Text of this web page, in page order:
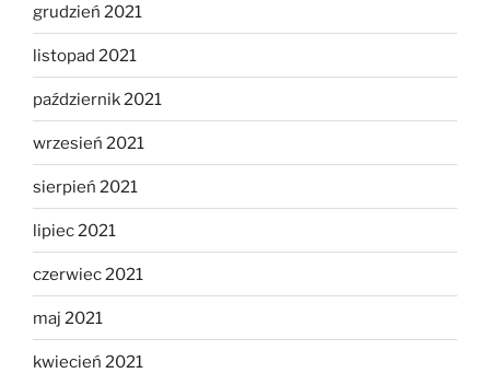
grudzień 2021
listopad 2021
październik 2021
wrzesień 2021
sierpień 2021
lipiec 2021
czerwiec 2021
maj 2021
kwiecień 2021